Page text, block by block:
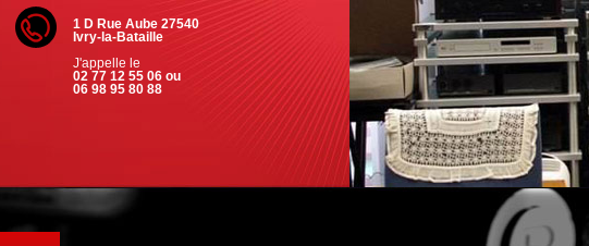
1 D Rue Aube 27540
Ivry-la-Bataille
J'appelle le
02 77 12 55 06 ou
06 98 95 80 88